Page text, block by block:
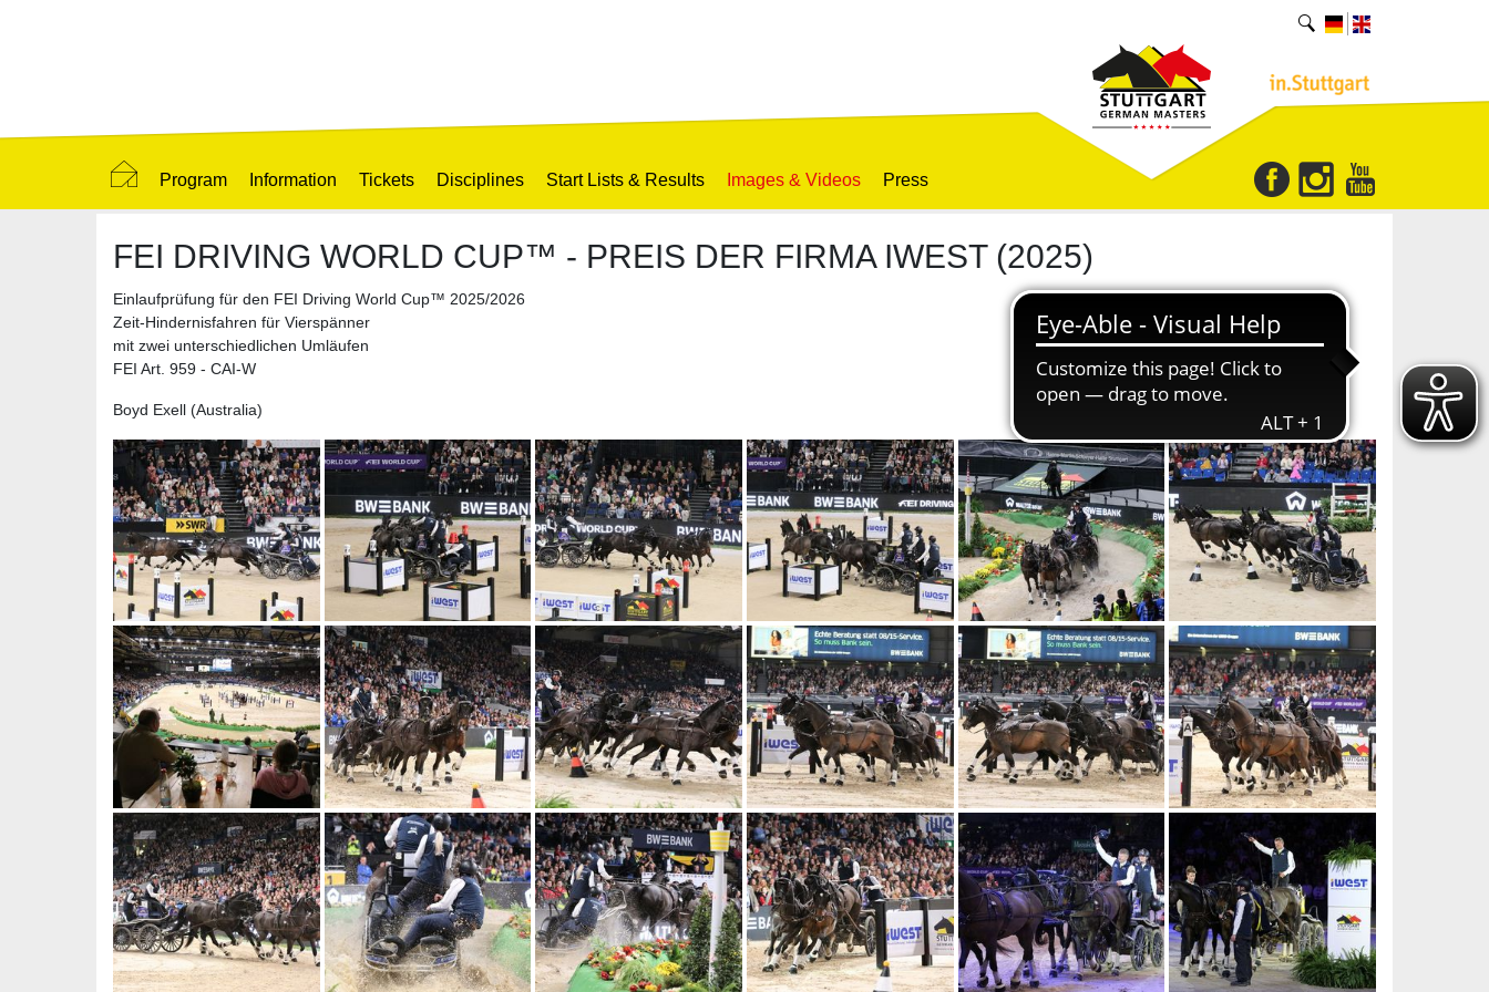
Program Information Tickets Disciplines Start Lists & Results Images & Videos Press
FEI DRIVING WORLD CUP™ - PREIS DER FIRMA IWEST (2025)
Einlaufprüfung für den FEI Driving World Cup™ 2025/2026
Zeit-Hindernisfahren für Vierspänner
mit zwei unterschiedlichen Umläufen
FEI Art. 959 - CAI-W
Boyd Exell (Australia)